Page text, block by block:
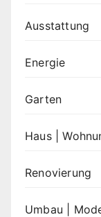
Ausstattung
Energie
Garten
Haus |
Renovierung
Umbau |